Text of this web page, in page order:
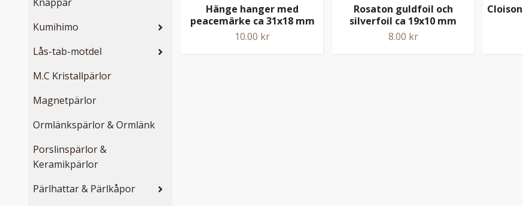
Kumihimo
Lås-tab-motdel
M.C Kristallpärlor
Magnetpärlor
Ormlänkspärlor & Ormlänk
Porslinspärlor &
Keramikpärlor
Pärlhattar & Pärlkåpor
Hänge hanger med
peacemärke ca 31x18 mm
10.00 kr
Rosaton guldfoil och
silverfoil ca 19x10 mm
8.00 kr